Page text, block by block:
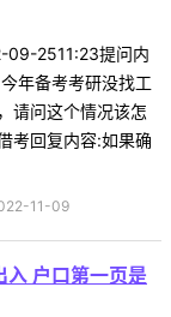
09-2511:23提问内
年备考考研没找工
请问这个情况该怎
考回复内容:如果确
11-09
入 户口第一页是